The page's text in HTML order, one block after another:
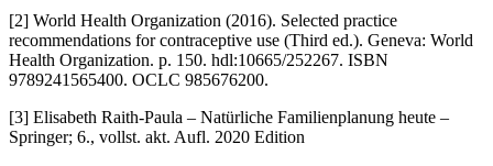
[2] World Health Organization (2016). Selected practice
recommendations for contraceptive use (Third ed.). Geneva: World
Health Organization. p. 150. hdl:10665/252267. ISBN
9789241565400. OCLC 985676200.
[3] Elisabeth Raith-Paula – Natürliche Familienplanung heute –
Springer; 6., vollst. akt. Aufl. 2020 Edition